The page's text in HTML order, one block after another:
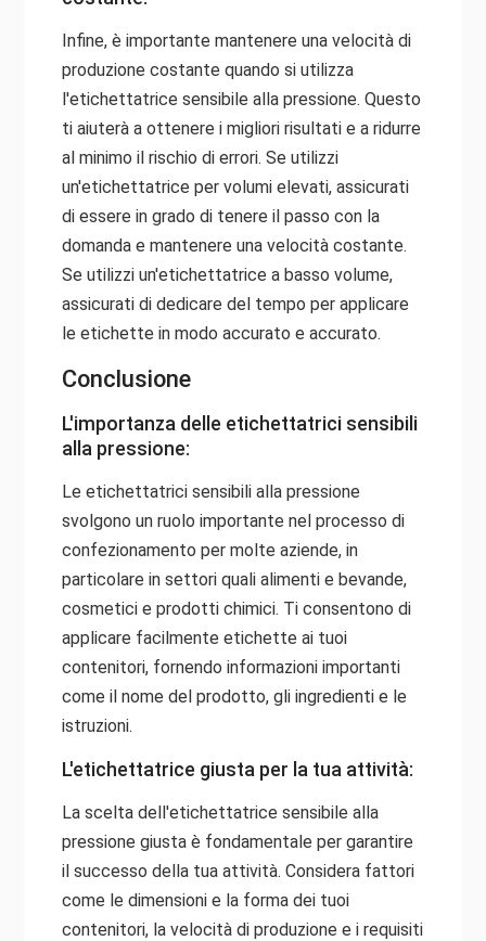
Infine, è importante mantenere una velocità di
produzione costante quando si utilizza
l'etichettatrice sensibile alla pressione. Questo
ti aiuterà a ottenere i migliori risultati e a ridurre
al minimo il rischio di errori. Se utilizzi
un'etichettatrice per volumi elevati, assicurati
di essere in grado di tenere il passo con la
domanda e mantenere una velocità costante.
Se utilizzi un'etichettatrice a basso volume,
assicurati di dedicare del tempo per applicare
le etichette in modo accurato e accurato.
Conclusione
L'importanza delle etichettatrici sensibili
alla pressione:
Le etichettatrici sensibili alla pressione
svolgono un ruolo importante nel processo di
confezionamento per molte aziende, in
particolare in settori quali alimenti e bevande,
cosmetici e prodotti chimici. Ti consentono di
applicare facilmente etichette ai tuoi
contenitori, fornendo informazioni importanti
come il nome del prodotto, gli ingredienti e le
istruzioni.
L'etichettatrice giusta per la tua attività:
La scelta dell'etichettatrice sensibile alla
pressione giusta è fondamentale per garantire
il successo della tua attività. Considera fattori
come le dimensioni e la forma dei tuoi
contenitori, la velocità di produzione e i requisiti